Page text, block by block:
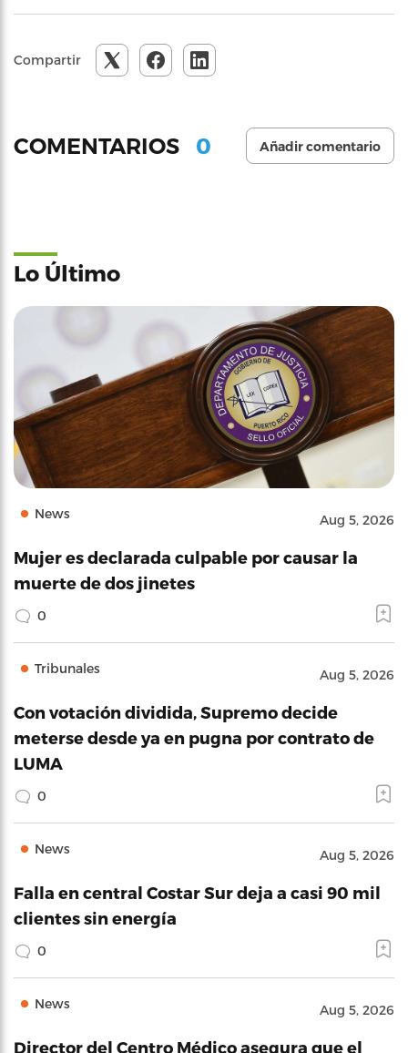
Compartir
COMENTARIOS 0 Añadir comentario
Lo Último
News Aug 5, 2026
Mujer es declarada culpable por causar la
muerte de dos jinetes
0
Tribunales Aug 5, 2026
Con votación dividida, Supremo decide
meterse desde ya en pugna por contrato de
LUMA
0
News Aug 5, 2026
Falla en central Costar Sur deja a casi 90 mil
clientes sin energía
0
News Aug 5, 2026
Director del Centro Médico asegura que el